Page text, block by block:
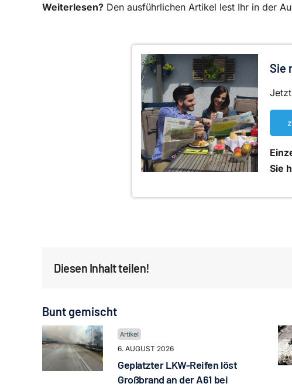
Weiterlesen? Den ausführlichen Artikel lest Ihr in der
Sie
Sie
Diesen Inhalt teilen!
Bunt gemischt
6. AUGUST 2026
Geplatzter LKW-Reifen löst
Großbrand an der A61 bei